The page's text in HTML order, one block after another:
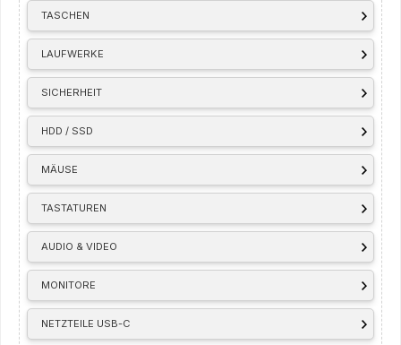
TASCHEN
LAUFWERKE
SICHERHEIT
HDD / SSD
MÄUSE
TASTATUREN
AUDIO & VIDEO
MONITORE
NETZTEILE USB-C